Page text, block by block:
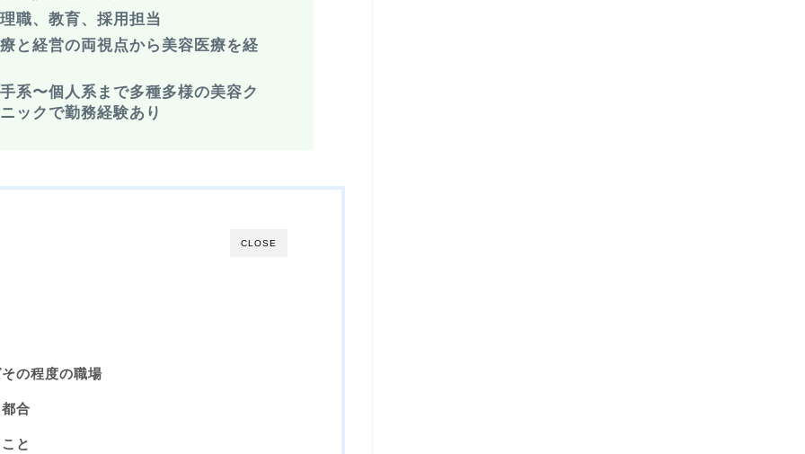
職、教育、採用担当
と経営の両視点から美容医療を経
系〜個人系まで多種多様の美容ク
ックで勤務経験あり
CLOSE
の程度の職場
合
と